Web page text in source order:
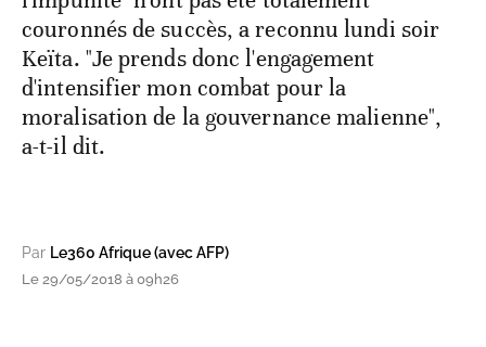
couronnés de succès, a reconnu lundi soir
Keïta. "Je prends donc l'engagement
d'intensifier mon combat pour la
moralisation de la gouvernance malienne",
a-t-il dit.
Par Le360 Afrique (avec AFP)
Le 29/05/2018 à 09h26